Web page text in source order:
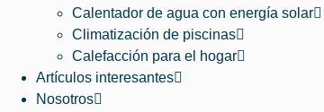
Calentador de agua con energía solar
Climatización de piscinas
Calefacción para el hogar
Artículos interesantes
Nosotros